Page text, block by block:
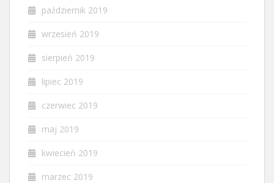
październik 2019
wrzesień 2019
sierpień 2019
lipiec 2019
czerwiec 2019
maj 2019
kwiecień 2019
marzec 2019